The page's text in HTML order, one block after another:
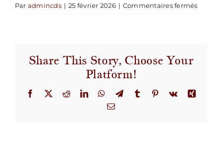
Par admincds | 25 février 2026 | Commentaires ferméssur
Share This Story, Choose Your
Platform!
Facebook
X RedditLinkedInWhatsApp
TelegramTumblr Pinterest
Vk
Xing
Email